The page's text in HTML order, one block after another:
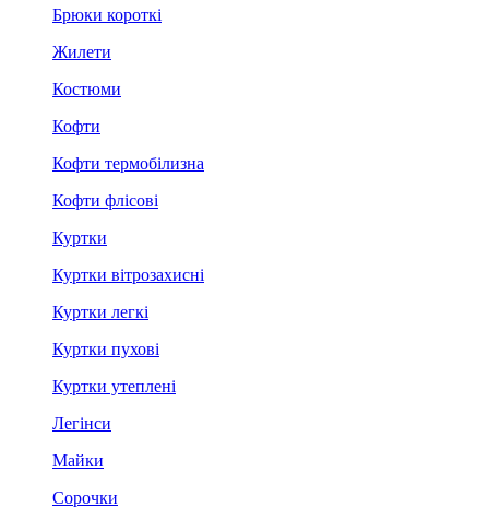
Брюки короткі
Жилети
Костюми
Кофти
Кофти термобілизна
Кофти флісові
Куртки
Куртки вітрозахисні
Куртки легкі
Куртки пухові
Куртки утеплені
Легінси
Майки
Сорочки